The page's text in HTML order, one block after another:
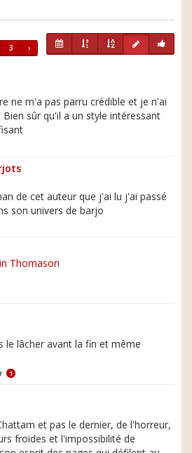
3 ›
ne m'a pas parru crédible et je n'ai
sûr qu'il a un style intéressant
de cet auteur que j'ai lu j'ai passé
son univers de barjo
Thomason
le lâcher avant la fin et même
1
et pas le dernier, de l'horreur,
froides et l'impossibilité de